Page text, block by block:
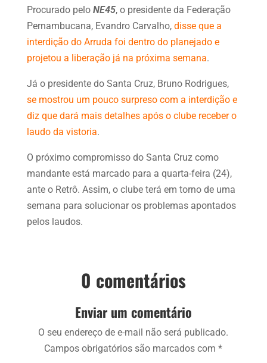
Procurado pelo NE45, o presidente da Federação
Pernambucana, Evandro Carvalho, disse que a
interdição do Arruda foi dentro do planejado e
projetou a liberação já na próxima semana.
Já o presidente do Santa Cruz, Bruno Rodrigues,
se mostrou um pouco surpreso com a interdição e
diz que dará mais detalhes após o clube receber o
laudo da vistoria.
O próximo compromisso do Santa Cruz como
mandante está marcado para a quarta-feira (24),
ante o Retrô. Assim, o clube terá em torno de uma
semana para solucionar os problemas apontados
pelos laudos.
0 comentários
Enviar um comentário
O seu endereço de e-mail não será publicado.
Campos obrigatórios são marcados com*